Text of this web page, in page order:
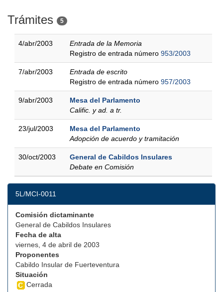
Trámites 5
4/abr/2003
Entrada de la Memoria
Registro de entrada número 953/2003
7/abr/2003
Entrada de escrito
Registro de entrada número 957/2003
9/abr/2003
Mesa del Parlamento
Calific. y ad. a tr.
23/jul/2003
Mesa del Parlamento
Adopción de acuerdo y tramitación
30/oct/2003
General de Cabildos Insulares
Debate en Comisión
5L/MCI-0011
Comisión dictaminante
General de Cabildos Insulares
Fecha de alta
viernes, 4 de abril de 2003
Proponentes
Cabildo Insular de Fuerteventura
Situación
Cerrada